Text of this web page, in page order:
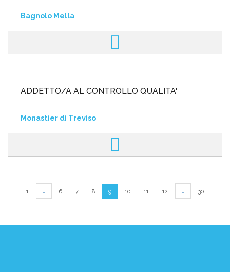
Bagnolo Mella
ADDETTO/A AL CONTROLLO QUALITA'
Monastier di Treviso
1 6 7 8 9 10 11 12 30